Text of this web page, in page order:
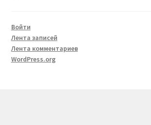
Войти
Лента записей
Лента комментариев
WordPress.org